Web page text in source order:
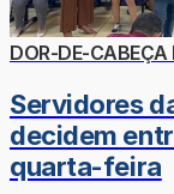
DOR-DE-CABEÇA
Servidores
decidem
quarta-feira